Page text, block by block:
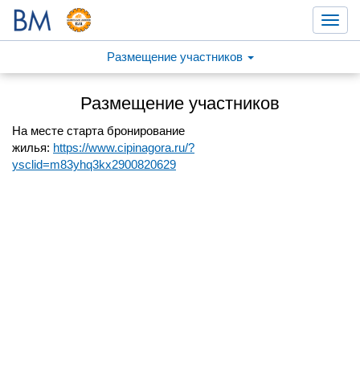
Размещение участников
Размещение участников
На месте старта бронирование
жилья: https://www.cipinagora.ru/?
ysclid=m83yhq3kx2900820629